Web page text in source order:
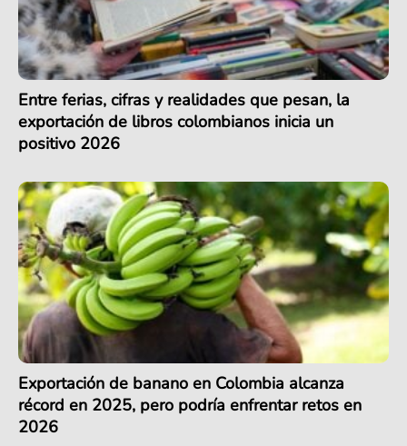
Entre ferias, cifras y realidades que pesan, la
exportación de libros colombianos inicia un
positivo 2026
Exportación de banano en Colombia alcanza
récord en 2025, pero podría enfrentar retos en
2026